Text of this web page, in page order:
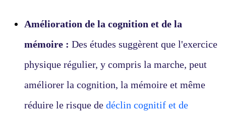
Amélioration de la cognition et de la
mémoire : Des études suggèrent que l'exercice
physique régulier, y compris la marche, peut
améliorer la cognition, la mémoire et même
réduire le risque de déclin cognitif et de